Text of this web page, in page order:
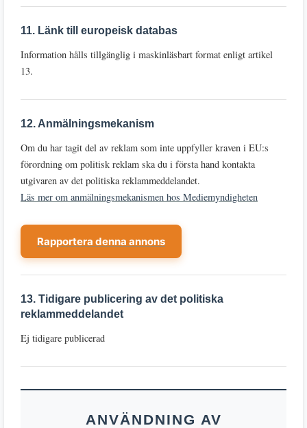
11. Länk till europeisk databas
Information hålls tillgänglig i maskinläsbart format enligt artikel
13.
12. Anmälningsmekanism
Om du har tagit del av reklam som inte uppfyller kraven i EU:s
förordning om politisk reklam ska du i första hand kontakta
utgivaren av det politiska reklammeddelandet.
Läs mer om anmälningsmekanismen hos Mediemyndigheten
Rapportera denna annons
13. Tidigare publicering av det politiska
reklammeddelandet
Ej tidigare publicerad
ANVÄNDNING AV